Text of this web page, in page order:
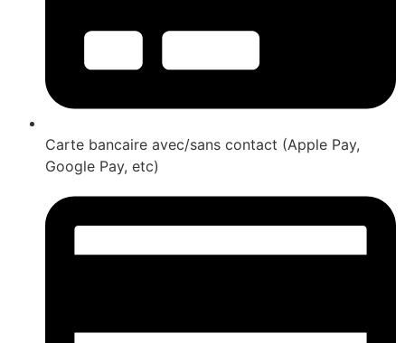
Carte bancaire avec/sans contact (Apple Pay,
Google Pay, etc)